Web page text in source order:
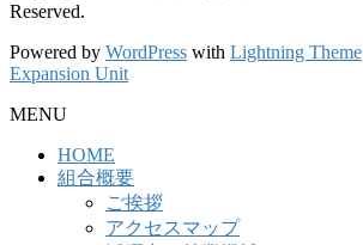
Reserved.
Powered by WordPress with Lightning Theme
Expansion Unit
MENU
HOME
組合概要
ご挨拶
アクセスマップ